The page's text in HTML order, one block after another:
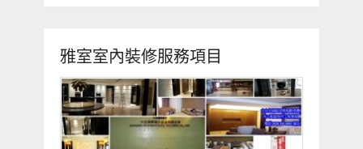
雅室室內裝修服務項目